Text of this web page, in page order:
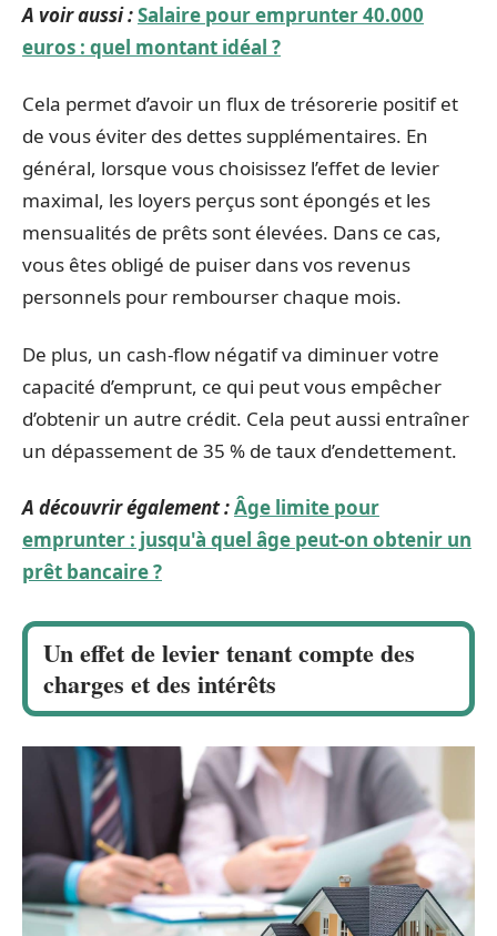
A voir aussi :Salaire pour emprunter 40.000
euros : quel montant idéal ?
Cela permet d’avoir un flux de trésorerie positif et
de vous éviter des dettes supplémentaires. En
général, lorsque vous choisissez l’effet de levier
maximal, les loyers perçus sont épongés et les
mensualités de prêts sont élevées. Dans ce cas,
vous êtes obligé de puiser dans vos revenus
personnels pour rembourser chaque mois.
De plus, un cash-flow négatif va diminuer votre
capacité d’emprunt, ce qui peut vous empêcher
d’obtenir un autre crédit. Cela peut aussi entraîner
un dépassement de 35 % de taux d’endettement.
A découvrir également :Âge limite pour
emprunter : jusqu'à quel âge peut-on obtenir un
prêt bancaire ?
Un effet de levier tenant compte des
charges et des intérêts